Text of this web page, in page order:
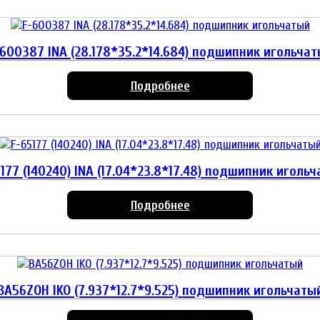
INA (28.178*35.2*14.684) подшипник
Подробнее
(140240) INA (17.04*23.8*17.48) подшипник
Подробнее
IKO (7.937*12.7*9.525) подшипник